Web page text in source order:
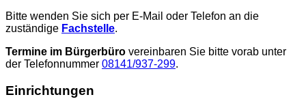
Bitte wenden Sie sich per E-Mail oder Telefon an die
zuständige Fachstelle.
Termine im Bürgerbüro vereinbaren Sie bitte vorab unter
der Telefonnummer 08141/937-299.
Einrichtungen